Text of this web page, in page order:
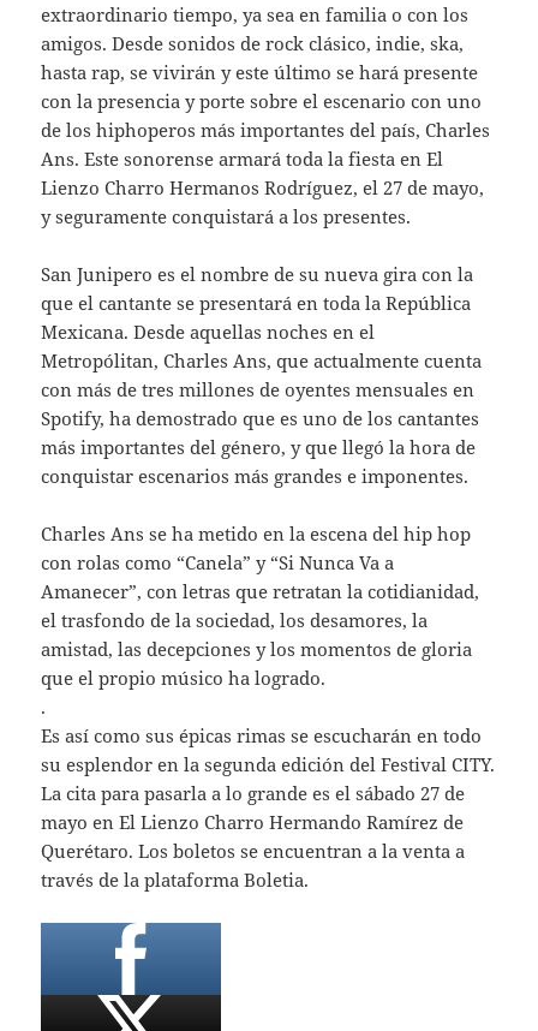
extraordinario tiempo, ya sea en familia o con los
amigos. Desde sonidos de rock clásico, indie, ska,
hasta rap, se vivirán y este último se hará presente
con la presencia y porte sobre el escenario con uno
de los hiphoperos más importantes del país, Charles
Ans. Este sonorense armará toda la fiesta en El
Lienzo Charro Hermanos Rodríguez, el 27 de mayo,
y seguramente conquistará a los presentes.
San Junipero es el nombre de su nueva gira con la
que el cantante se presentará en toda la República
Mexicana. Desde aquellas noches en el
Metropólitan, Charles Ans, que actualmente cuenta
con más de tres millones de oyentes mensuales en
Spotify, ha demostrado que es uno de los cantantes
más importantes del género, y que llegó la hora de
conquistar escenarios más grandes e imponentes.
Charles Ans se ha metido en la escena del hip hop
con rolas como “Canela” y “Si Nunca Va a
Amanecer”, con letras que retratan la cotidianidad,
el trasfondo de la sociedad, los desamores, la
amistad, las decepciones y los momentos de gloria
que el propio músico ha logrado.
.
Es así como sus épicas rimas se escucharán en todo
su esplendor en la segunda edición del Festival CITY.
La cita para pasarla a lo grande es el sábado 27 de
mayo en El Lienzo Charro Hermando Ramírez de
Querétaro. Los boletos se encuentran a la venta a
través de la plataforma Boletia.